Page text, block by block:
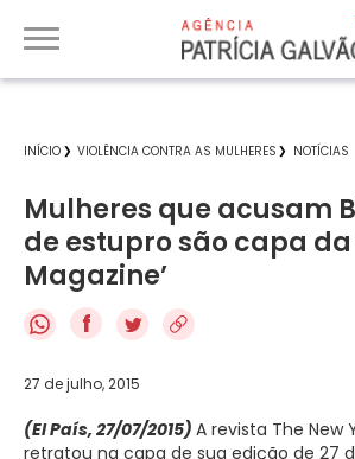
INÍCIO VIOLÊNCIA CONTRA AS MULHERES NOTÍCIAS
Mulheres que acusam
de estupro são capa da
Magazine’
f
27 de julho, 2015
(El País, 27/07/2015) A revista The New
retratou na capa de sua edição de 27